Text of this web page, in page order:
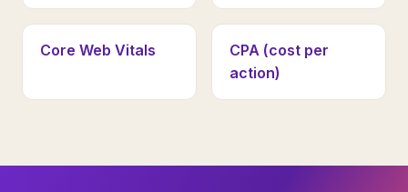
Core Web Vitals
CPA (cost per
action)